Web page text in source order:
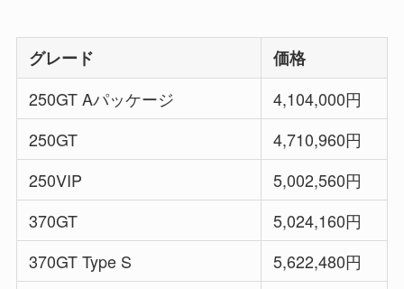
グレード
価格
250GT Aパッケージ
4,104,000円
250GT
4,710,960円
250VIP
5,002,560円
370GT
5,024,160円
370GT Type S
5,622,480円